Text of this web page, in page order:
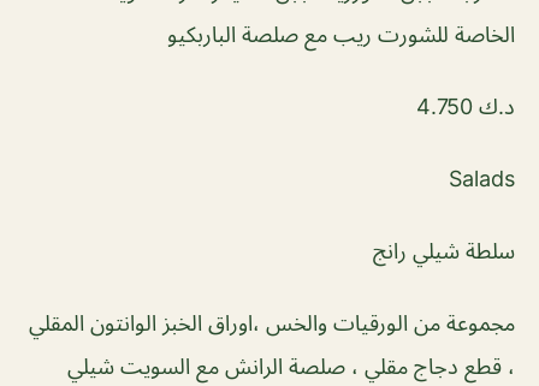
الخاصة للشورت ريب مع صلصة الباربكيو
د.ك 4.750
Salads
سلطة شيلي رانج
مجموعة من الورقيات والخس ،اوراق الخبز الوانتون المقلي
، قطع دجاج مقلي ، صلصة الرانش مع السويت شيلي